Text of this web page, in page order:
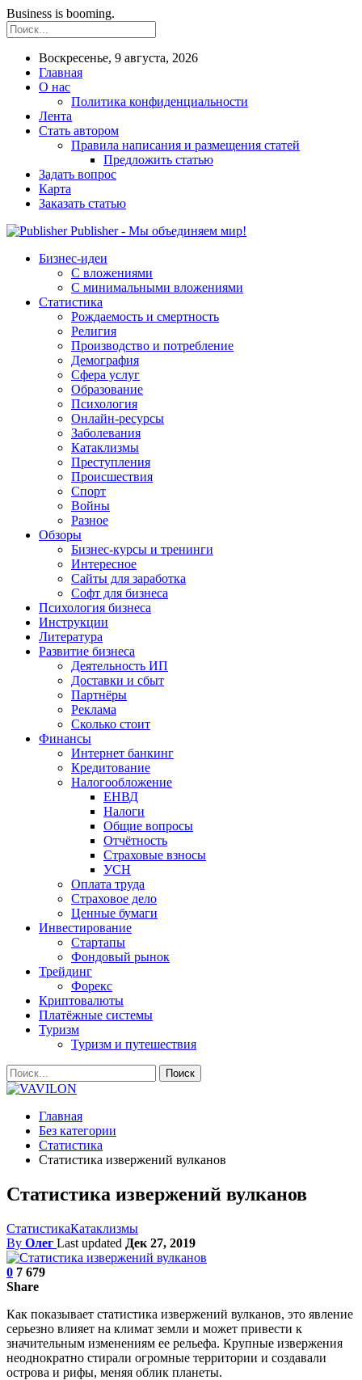
Business is booming.
Воскресенье, 9 августа, 2026
Главная
О нас
Политика конфиденциальности
Лента
Стать автором
Правила написания и размещения статей
Предложить статью
Задать вопрос
Карта
Заказать статью
Publisher - Мы объединяем мир!
Бизнес-идеи
С вложениями
С минимальными вложениями
Статистика
Рождаемость и смертность
Религия
Производство и потребление
Демография
Сфера услуг
Образование
Психология
Онлайн-ресурсы
Заболевания
Катаклизмы
Преступления
Происшествия
Спорт
Войны
Разное
Обзоры
Бизнес-курсы и тренинги
Интересное
Сайты для заработка
Софт для бизнеса
Психология бизнеса
Инструкции
Литература
Развитие бизнеса
Деятельность ИП
Доставки и сбыт
Партнёры
Реклама
Сколько стоит
Финансы
Интернет банкинг
Кредитование
Налогообложение
ЕНВД
Налоги
Общие вопросы
Отчётность
Страховые взносы
УСН
Оплата труда
Страховое дело
Ценные бумаги
Инвестирование
Стартапы
Фондовый рынок
Трейдинг
Форекс
Криптовалюты
Платёжные системы
Туризм
Туризм и путешествия
Главная
Без категории
Статистика
Статистика извержений вулканов
Статистика извержений вулканов
СтатистикаКатаклизмы
By Олег Last updated Дек 27, 2019
0 7 679
Share
Как показывает статистика извержений вулканов, это явление
серьезно влияет на климат земли и может привести к
значительным изменениям ее рельефа. Крупные извержения
неоднократно стирали огромные территории и создавали
острова и рифы, меняя облик планеты.